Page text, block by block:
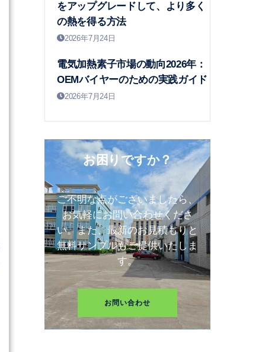
をアップグレードして、より多く
の熱を得る方法
2026年7月24日
電気加熱素子市場の動向2026年：
OEMバイヤーのための実践ガイド
2026年7月24日
お困りですか？
ご不明な点がございましたら、
お気軽にお問い合わせくださ
い。また、最新のお見積もりと
無料サンプルもご提供いたしま
す。
お問い合わせ